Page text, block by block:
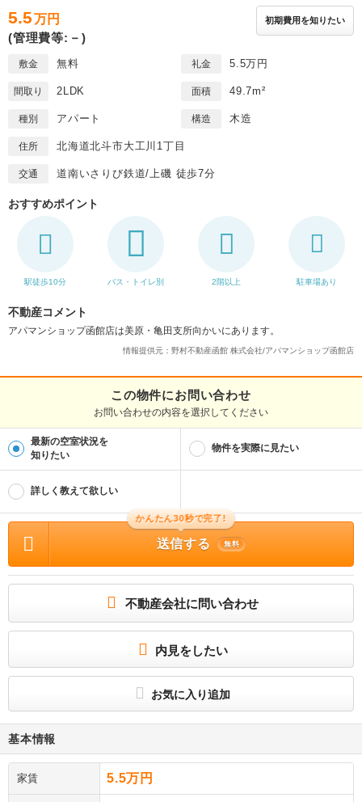
5.5万円
(管理費等:－)
初期費用を知りたい
敷金 無料 礼金 5.5万円
間取り 2LDK 面積 49.7m²
種別 アパート 構造 木造
住所 北海道北斗市大工川1丁目
交通 道南いさりび鉄道/上磯 徒歩7分
おすすめポイント
駅徒歩10分 バス・トイレ別 2階以上 駐車場あり
不動産コメント
アパマンショップ函館店は美原・亀田支所向かいにあります。
情報提供元：野村不動産函館 株式会社/アパマンショップ函館店
この物件にお問い合わせ
お問い合わせの内容を選択してください
最新の空室状況を
知りたい
物件を実際に見たい
詳しく教えて欲しい
かんたん30秒で完了!
送信する 無料
不動産会社に問い合わせ
内見をしたい
お気に入り追加
基本情報
家賃 5.5万円